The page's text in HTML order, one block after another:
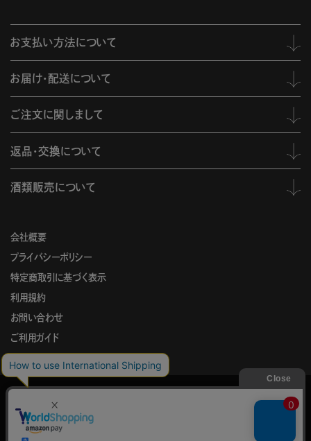
会社概要
プライバシーポリシー
特定商取引に基づく表示
利用規約
お問い合わせ
ご利用ガイド
KING
RECORDS
お支払い方法について
お届け・配送について
ご注文に関しまして
返品・交換について
酒類販売について
このサイトでは、サイトの利便性向上を目的に、Cookieを使用していま
す。
Cookieの使用に関する詳細は
をご確認ください。